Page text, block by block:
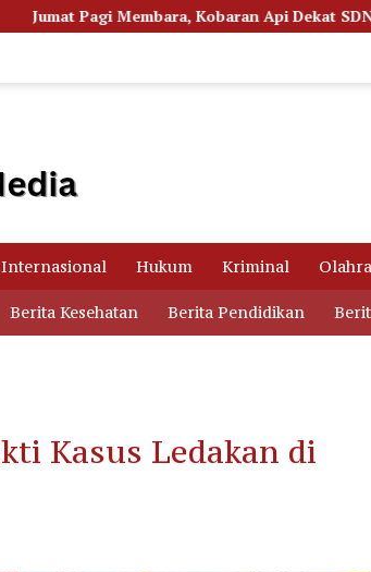
Api Dekat SDN 3 Ketapang Picu
Internasional Hukum Kriminal
Berita Kesehatan Berita Pendidikan
Kasus Ledakan di